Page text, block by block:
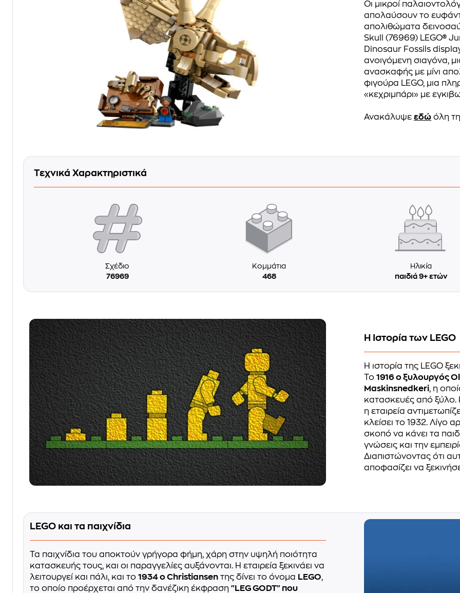
Οι μικροί
απολαύσουν το
απολιθώματα
Skull (76969) LEGO®
Dinosaur Fossils
ανοιγόμενη σιαγόνα,
ανασκαφής με μίνι
φιγούρα LEGO, μια
«κεχριμπάρι» με
Ανακάλυψεεδώ όλη
Τεχνικά Χαρακτηριστικά
Σχέδιο
76969
Κομμάτια
468
Ηλικία
παιδιά 9+ ετών
Η Ιστορία των LEGO
Η ιστορία της LEGO
Το1916 ο ξυλουργός
Maskinsnedkeri, η
κατασκευές από ξύλο.
η εταιρεία
κλείσει το 1932. Λίγο
σκοπό να κάνει τα
γνώσεις και την
Διαπιστώνοντας ότι
αποφασίζει να
LEGO και τα παιχνίδια
Τα παιχνίδια του αποκτούν γρήγορα φήμη, χάρη στην υψηλή ποιότητα
κατασκευής τους, και οι παραγγελίες αυξάνονται. Η εταιρεία ξεκινάει να
λειτουργεί και πάλι, και το 1934 ο Christiansen της δίνει το όνομα LEGO,
το οποίο προέρχεται από την δανέζικη έκφραση "LEG GODT" που